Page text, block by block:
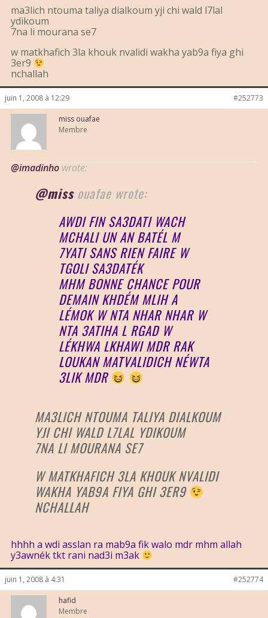
ma3lich ntouma taliya dialkoum yji chi wald l7lal
ydikoum
7na li mourana se7
w matkhafich 3la khouk nvalidi wakha yab9a fiya ghi
3er9
nchallah
juin 1, 2008 à 12:29 #252773
miss ouafae
Membre
@imadinho wrote:
@missouafae wrote:
AWDI FIN SA3DATI WACH
MCHALI UN AN BATÉL M
7YATI SANS RIEN FAIRE W
TGOLI SA3DATÉK
MHM BONNE CHANCE POUR
DEMAIN KHDÉM MLIH A
LÉMOK W NTA NHAR NHAR W
NTA 3ATIHA L RGAD W
LÉKHWA LKHAWI MDR RAK
LOUKAN MATVALIDICH NÉWTA
3LIK MDR
MA3LICH NTOUMA TALIYA DIALKOUM
YJI CHI WALD L7LAL YDIKOUM
7NA LI MOURANA SE7
W MATKHAFICH 3LA KHOUK NVALIDI
WAKHA YAB9A FIYA GHI 3ER9
NCHALLAH
hhhh a wdi asslan ra mab9a fik walo mdr mhm allah
y3awnék tkt rani nad3i m3ak
juin 1, 2008 à 4:31 #252774
hafid
Membre